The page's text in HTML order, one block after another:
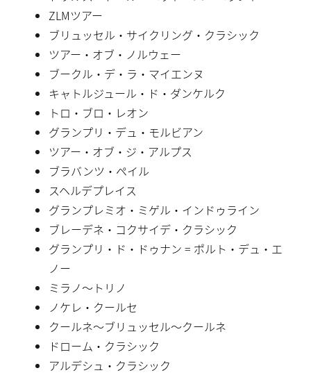
ZLMツアー
ブリュッセル・サイクリング・クラシック
ツアー・オブ・ノルウェー
ブークル・デ・ラ・マイエンヌ
キャトルジュール・ド・ダンケルク
トロ・ブロ・レオン
グランプリ・デュ・モルビアン
ツアー・オブ・ジ・アルプス
ブラバンツ・ペイル
スヘルデプレイス
グランプレミオ・ミゲル・インドゥライン
ブレーデネ・コクサイデ・クラシック
グランプリ・ド・ドゥナン = ポルト・デュ・エ
ノー
ミラノ〜トリノ
ノケレ・クールセ
クールネ〜ブリュッセル〜クールネ
ドローム・クラシック
アルデシュ・クラシック